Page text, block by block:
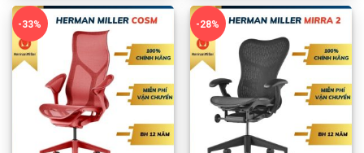
-33% -28%